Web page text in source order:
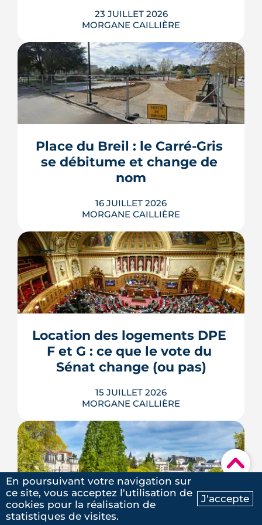
Ma recherche Contactez-nous
▾
23 JUILLET 2026
MORGANE CAILLIÈRE
Les travaux modificatifs acquéreur
(TMA) permettent de personnaliser les
plans d'un logement en VEFA, sous
réserve de la faisabilité technique et de
l'accord du promoteur. Distincts des
livraison, ces aménagements
s'encadrent par un contrat spécifique
Place du Breil : le Carré-Gris
se débitume et change de
nom
16 JUILLET 2026
MORGANE CAILLIÈRE
L'esplanade goudronnée du Breil-
Malville, doublée d'un parking, est en
travaux depuis janvier. D'ici décembre,
plantée, débaptisée au profit d'Aimée
Lallement, féministe et résistante.
LIRE L'ARTICLE
Location des logements DPE
F et G : ce que le vote du
Sénat change (ou pas)
15 JUILLET 2026
MORGANE CAILLIÈRE
La location des logements DPE F et G
revient au cœur du débat : le 8 juillet
2026, le Sénat a voté des dérogations à
leur interdiction de mise en location.
Contrat de travaux conclu avant 2030,
cas des copropriétés, baux en cours :
En poursuivant votre navigation sur
ce site, vous acceptez l'utilisation de
cookies pour la réalisation de
statistiques de visites.
J'accepte